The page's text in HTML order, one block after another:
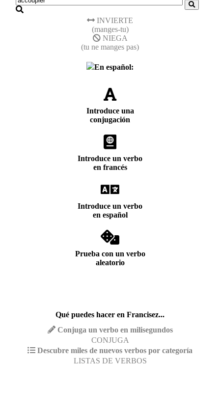
INVIERTE
(manges-tu)
NIEGA
(tu ne manges pas)
En español:
Introduce una
conjugación
Introduce un verbo
en francés
Introduce un verbo
en español
Prueba con un verbo
aleatorio
Qué puedes hacer en Francisez...
Conjuga un verbo en milisegundos
CONJUGA
Descubre miles de nuevos verbos por categoría
LISTAS DE VERBOS